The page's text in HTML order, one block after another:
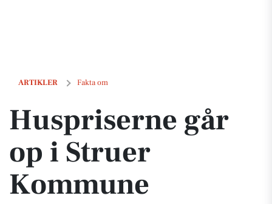
ARTIKLER Fakta om
Huspriserne går op i Struer Kommune
Huspriserne går
op i Struer
Kommune